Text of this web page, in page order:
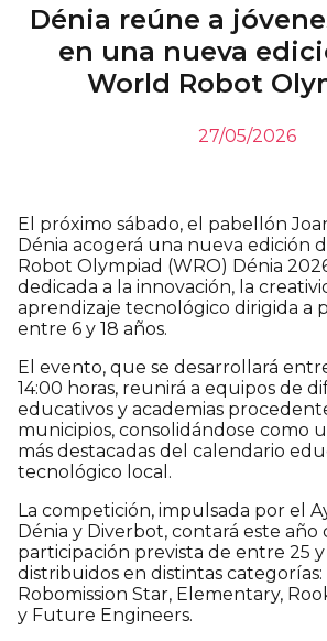
Dénia reúne a
en una nueva
World Robot
27/05/2026
El próximo sábado, el pabellón
Dénia acogerá una nueva edición
Robot Olympiad (WRO) Dénia
dedicada a la innovación, la
aprendizaje tecnológico dirigida a
entre 6 y 18 años.
El evento, que se desarrollará
14:00 horas, reunirá a equipos de
educativos y academias
municipios, consolidándose como
más destacadas del calendario
tecnológico local.
La competición, impulsada por el
Dénia y Diverbot, contará este año
participación prevista de entre 25
distribuidos en distintas categorías:
Robomission Star, Elementary,
y Future Engineers.